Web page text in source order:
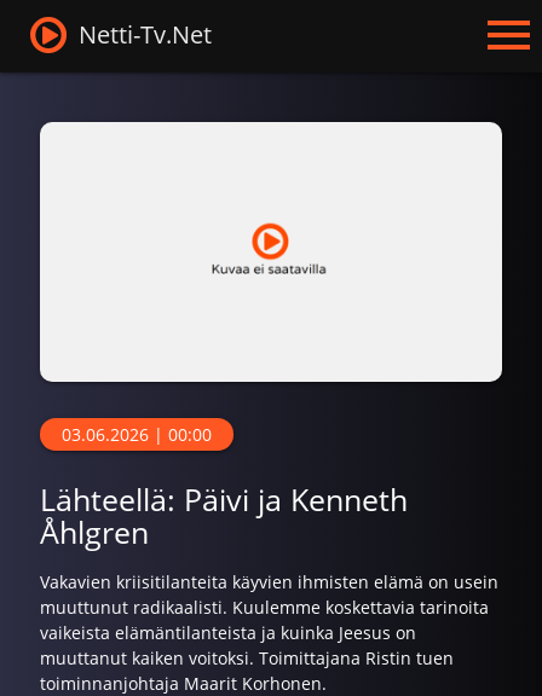
Netti-Tv.Net
03.06.2026 | 00:00
Lähteellä: Päivi ja Kenneth
Åhlgren
Vakavien kriisitilanteita käyvien ihmisten elämä on usein
muuttunut radikaalisti. Kuulemme koskettavia tarinoita
vaikeista elämäntilanteista ja kuinka Jeesus on
muuttanut kaiken voitoksi. Toimittajana Ristin tuen
toiminnanjohtaja Maarit Korhonen.